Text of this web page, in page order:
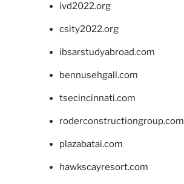
ivd2022.org
csity2022.org
ibsarstudyabroad.com
bennusehgall.com
tsecincinnati.com
roderconstructiongroup.com
plazabatai.com
hawkscayresort.com